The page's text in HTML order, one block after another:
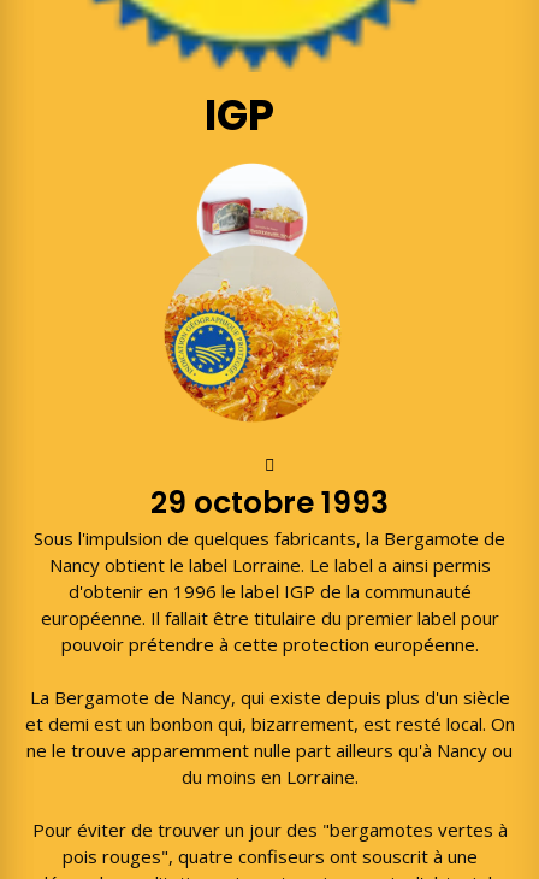
IGP
29 octobre 1993
Sous l'impulsion de quelques fabricants, la Bergamote de
Nancy obtient le label Lorraine. Le label a ainsi permis
d'obtenir en 1996 le label IGP de la communauté
européenne. Il fallait être titulaire du premier label pour
pouvoir prétendre à cette protection européenne.
La Bergamote de Nancy, qui existe depuis plus d'un siècle
et demi est un bonbon qui, bizarrement, est resté local. On
ne le trouve apparemment nulle part ailleurs qu'à Nancy ou
du moins en Lorraine.
Pour éviter de trouver un jour des "bergamotes vertes à
pois rouges", quatre confiseurs ont souscrit à une